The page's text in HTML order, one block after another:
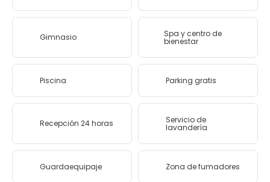
Gimnasio Spa y centro de
bienestar
Piscina Parking gratis
Recepción 24 horas Servicio de
lavandería
Guardaequipaje Zona de fumadores